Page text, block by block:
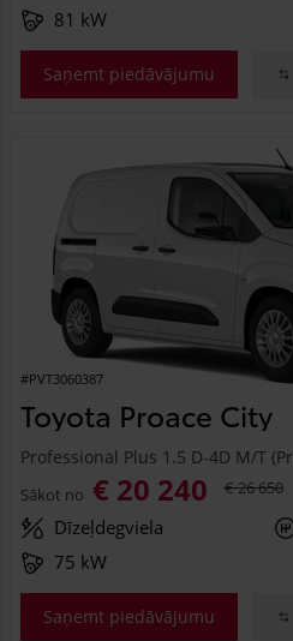
81 kW
Saņemt piedāvājumu
#PVT3060387
Toyota Proace City
Professional Plus 1.5 D-4D M/T
Sākot no € 20 240 € 26 650
Dīzeļdegviela
75 kW
Saņemt piedāvājumu